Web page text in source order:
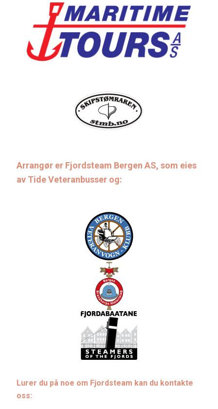
Arrangør er Fjordsteam Bergen AS, som eies
av Tide Veteranbusser og:
Lurer du på noe om Fjordsteam kan du kontakte
oss: